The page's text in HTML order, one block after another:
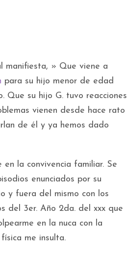
manifiesta, » Que viene a
para su hijo menor de edad
Que su hijo G. tuvo reacciones
vienen desde hace rato
de él y ya hemos dado
la convivencia familiar. Se
enunciados por su
y fuera del mismo con los
del 3er. Año 2da. del xxx que
en la nuca con la
me insulta.